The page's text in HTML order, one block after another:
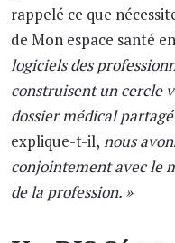
rappelé ce que
de Mon espace santé
logiciels des
construisent un cercle
dossier médical
explique-t-il, nous
conjointement avec le
de la profession. »